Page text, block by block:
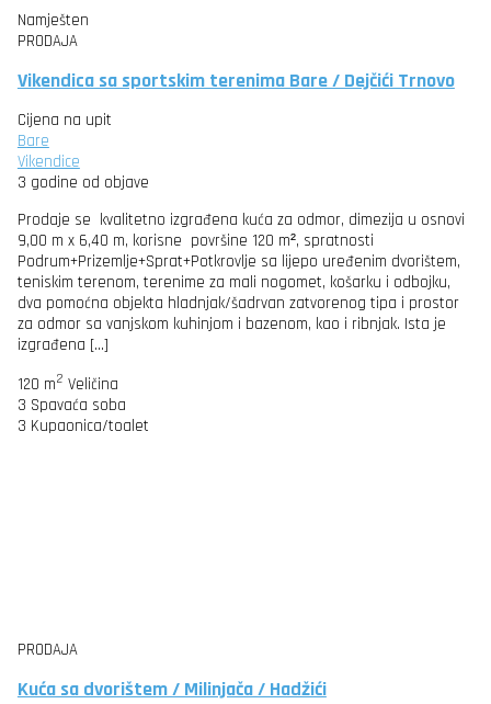
Namješten
PRODAJA
Vikendica sa sportskim terenima Bare / Dejčići Trnovo
Cijena na upit
Bare
Vikendice
3 godine od objave
Prodaje se kvalitetno izgrađena kuća za odmor, dimezija u osnovi
9,00 m x 6,40 m, korisne površine 120 m², spratnosti
Podrum+Prizemlje+Sprat+Potkrovlje sa lijepo uređenim dvorištem,
teniskim terenom, terenime za mali nogomet, košarku i odbojku,
dva pomoćna objekta hladnjak/šadrvan zatvorenog tipa i prostor
za odmor sa vanjskom kuhinjom i bazenom, kao i ribnjak. Ista je
izgrađena […]
120 m2 Veličina
3 Spavaća soba
3 Kupaonica/toalet
PRODAJA
Kuća sa dvorištem / Milinjača / Hadžići